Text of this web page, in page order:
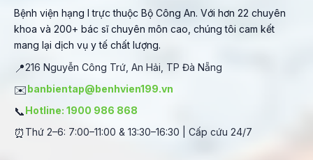
Bệnh viện hạng I trực thuộc Bộ Công An. Với hơn 22 chuyên
khoa và 200+ bác sĩ chuyên môn cao, chúng tôi cam kết
mang lại dịch vụ y tế chất lượng.
📍216 Nguyễn Công Trứ, An Hải, TP Đà Nẵng
✉️banbientap@benhvien199.vn
📞Hotline: 1900 986 868
⏰ Thứ 2–6: 7:00–11:00 & 13:30–16:30 | Cấp cứu 24/7